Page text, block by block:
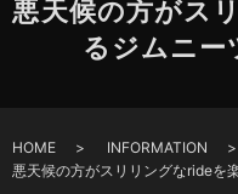
悪天候の方がス
るジムニー
HOME
INFORMATION
悪天候の方がスリリングなrideを